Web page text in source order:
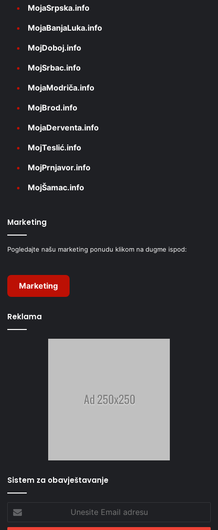
MojaSrpska.info
MojaBanjaLuka.info
MojDoboj.info
MojSrbac.info
MojaModriča.info
MojBrod.info
MojaDerventa.info
MojTeslić.info
MojPrnjavor.info
MojŠamac.info
Marketing
Pogledajte našu marketing ponudu klikom na dugme ispod:
Marketing
Reklama
Sistem za obavještavanje
Email
adresu